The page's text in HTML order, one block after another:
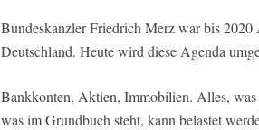
Bundeskanzler Friedrich Merz war bis
Deutschland. Heute wird diese Agenda
Bankkonten, Aktien, Immobilien. Alles,
was im Grundbuch steht, kann belastet